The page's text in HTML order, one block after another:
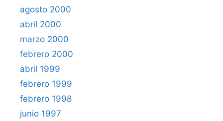
agosto 2000
abril 2000
marzo 2000
febrero 2000
abril 1999
febrero 1999
febrero 1998
junio 1997